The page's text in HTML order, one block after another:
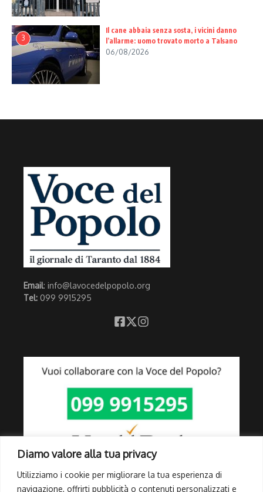
Diamo valore alla tua privacy
Utilizziamo i cookie per migliorare la tua esperienza di
navigazione, offrirti pubblicità o contenuti personalizzati e
3
Il cane abbaia senza sosta, i vicini danno
l’allarme: uomo trovato morto a Talsano
06/08/2026
Email: info@lavocedelpopolo.org
Tel: 099 9915295